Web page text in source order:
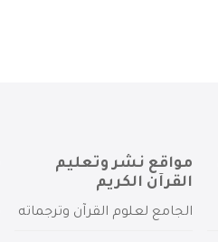
مواقع نشر وتعليم
القرآن الكريم
الجامع لعلوم القرآن وترجماته